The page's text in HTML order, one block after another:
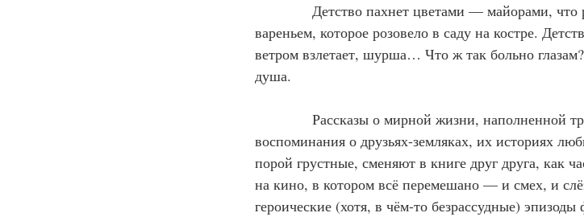
Детство пахнет цветами — майорами,
вареньем, которое розовело в саду на костре.
ветром взлетает, шурша… Что ж так больно
душа.
Рассказы о мирной жизни, наполненной
воспоминания о друзьях-земляках, их историях
порой грустные, сменяют в книге друг друга, как
на кино, в котором всё перемешано — и смех, и
героические (хотя, в чём-то безрассудные)